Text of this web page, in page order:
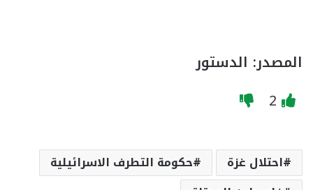
المصدر: الدستور
2
احتلال غزة
حكومة التطرف الاسرائيلية